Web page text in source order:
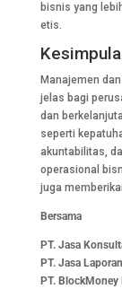
bisnis yang
etis.
Manajemen
jelas bagi
dan
seperti
akuntabilitas,
operasional
juga
Bersama
PT. Jasa
PT. Jasa
PT.